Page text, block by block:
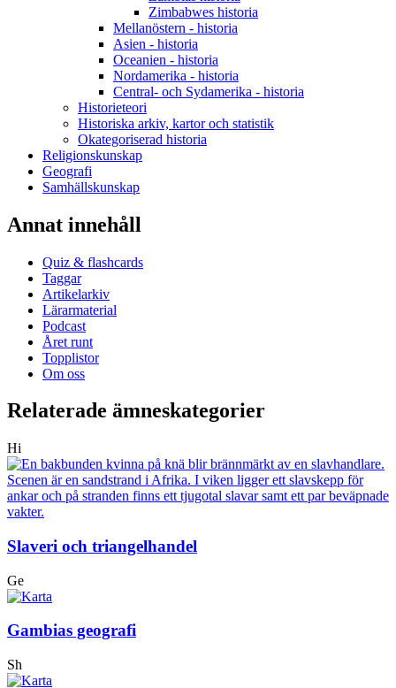
Zimbabwes historia
Mellanöstern - historia
Asien - historia
Oceanien - historia
Nordamerika - historia
Central- och Sydamerika - historia
Historieteori
Historiska arkiv, kartor och statistik
Okategoriserad historia
Religionskunskap
Geografi
Samhällskunskap
Annat innehåll
Quiz & flashcards
Taggar
Artikelarkiv
Lärarmaterial
Podcast
Året runt
Topplistor
Om oss
Relaterade ämneskategorier
Hi
Slaveri och triangelhandel
Ge
Gambias geografi
Sh